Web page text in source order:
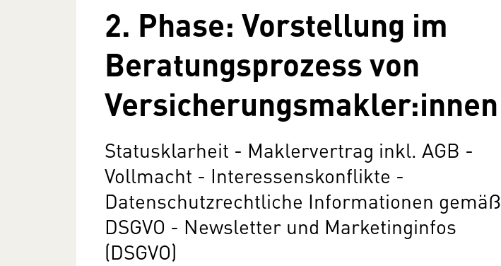
2. Phase: Vorstellung im
Beratungsprozess von
Versicherungsmakler:innen
Statusklarheit - Maklervertrag inkl. AGB -
Vollmacht - Interessenskonflikte -
Datenschutzrechtliche Informationen gemäß
DSGVO - Newsletter und Marketinginfos
(DSGVO)